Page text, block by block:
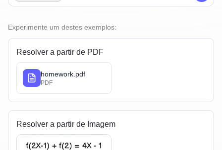
Experimente um destes exemplos:
Resolver a partir de PDF
homework.pdf
PDF
Resolver a partir de Imagem